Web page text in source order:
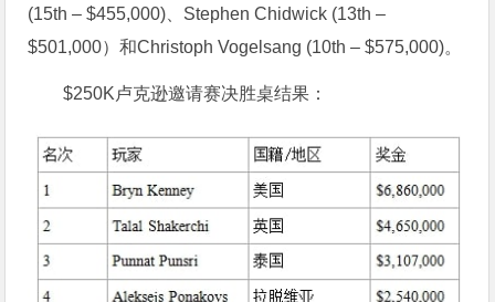
(15th – $455,000)、Stephen Chidwick (13th –
$501,000）和Christoph Vogelsang (10th – $575,000)。
$250K卢克逊邀请赛决胜桌结果：